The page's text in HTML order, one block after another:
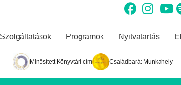
Szolgáltatások Programok Nyitvatartás
Minősített Könyvtári cím Családbarát Munkahely